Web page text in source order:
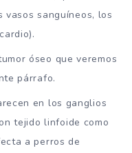
sanguíneos, los
óseo que veremos
párrafo.
en los ganglios
tejido linfoide como
a perros de